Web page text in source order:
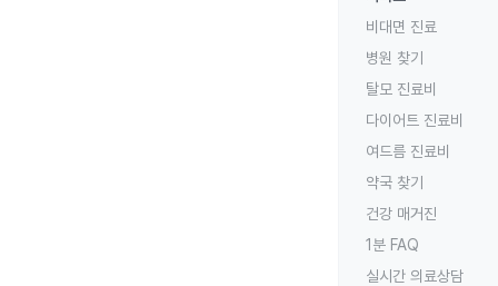
비대면 진료
병원 찾기
탈모 진료비
다이어트 진료비
여드름 진료비
약국 찾기
건강 매거진
1분 FAQ
실시간 의료상담